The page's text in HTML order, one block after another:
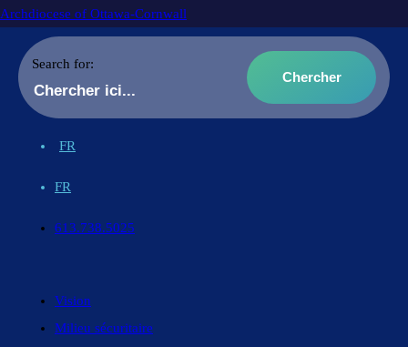
Archdiocese of Ottawa-Cornwall
Search for:
FR
FR
613.738.5025
Vision
Milieu sécuritaire